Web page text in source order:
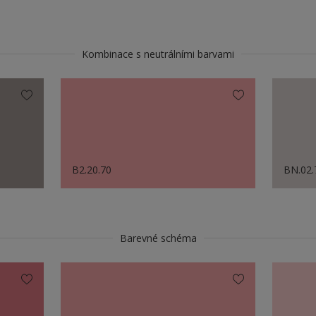
Kombinace s neutrálními barvami
B2.20.70
Barevné schéma